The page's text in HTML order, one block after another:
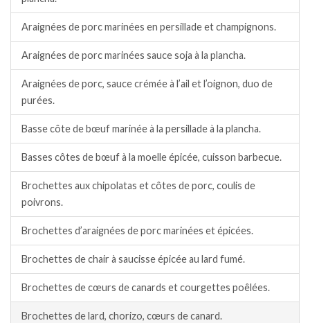
Araignées de porc marinées en persillade et champignons.
Araignées de porc marinées sauce soja à la plancha.
Araignées de porc, sauce crémée à l’ail et l’oignon, duo de
purées.
Basse côte de bœuf marinée à la persillade à la plancha.
Basses côtes de bœuf à la moelle épicée, cuisson barbecue.
Brochettes aux chipolatas et côtes de porc, coulis de
poivrons.
Brochettes d’araignées de porc marinées et épicées.
Brochettes de chair à saucisse épicée au lard fumé.
Brochettes de cœurs de canards et courgettes poêlées.
Brochettes de lard, chorizo, cœurs de canard.